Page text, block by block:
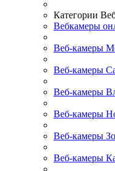
Категории
Вебкамеры
Веб-камеры
Веб-камеры
Веб-камеры
Веб-камеры
Веб-камеры
Веб-камеры